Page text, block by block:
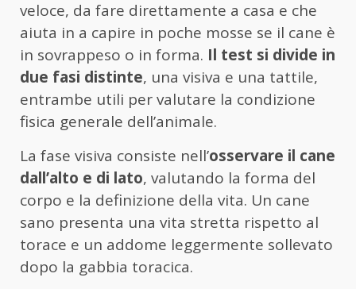
veloce, da fare direttamente a casa e che
aiuta in a capire in poche mosse se il cane è
in sovrappeso o in forma. Il test si divide in
due fasi distinte, una visiva e una tattile,
entrambe utili per valutare la condizione
fisica generale dell’animale.
La fase visiva consiste nell’osservare il cane
dall’alto e di lato, valutando la forma del
corpo e la definizione della vita. Un cane
sano presenta una vita stretta rispetto al
torace e un addome leggermente sollevato
dopo la gabbia toracica.